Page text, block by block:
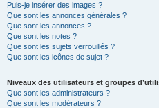
Puis-je insérer des images ?
Que sont les annonces générales ?
Que sont les annonces ?
Que sont les notes ?
Que sont les sujets verrouillés ?
Que sont les icônes de sujet ?
Niveaux des utilisateurs et groupes
Que sont les administrateurs ?
Que sont les modérateurs ?